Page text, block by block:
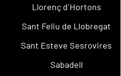
Llorenç d´Hortons
Sant Feliu de Llobregat
Sant Esteve Sesrovires
Sabadell